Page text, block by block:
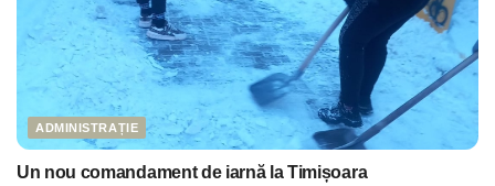
ADMINISTRAȚIE
Un nou comandament de iarnă la Timișoara